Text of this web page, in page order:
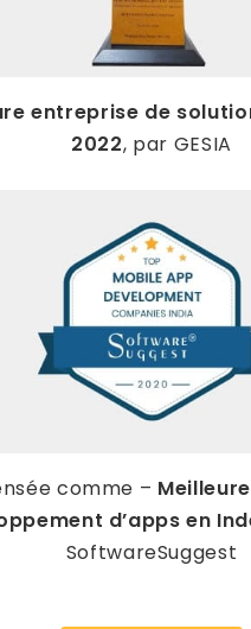
entreprise de
2022, par GESIA
comme –
d’apps en
SoftwareSuggest